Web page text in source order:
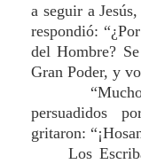
a seguir a
respondió:
del Hombre?
Gran Poder, y
“Muchos
persuadidos
gritaron:
Los Escribas